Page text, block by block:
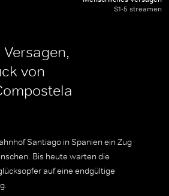
S1-5 streamen
von
Santiago in Spanien ein Zug
Bis heute warten die
auf eine endgültige